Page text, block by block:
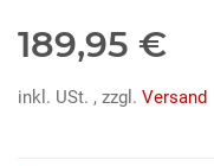
189,95 €
inkl. USt. , zzgl. Versand